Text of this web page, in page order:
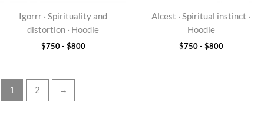
Igorrr · Spirituality and
distortion · Hoodie
$750 - $800
Alcest · Spiritual instinct ·
Hoodie
$750 - $800
1 2 →